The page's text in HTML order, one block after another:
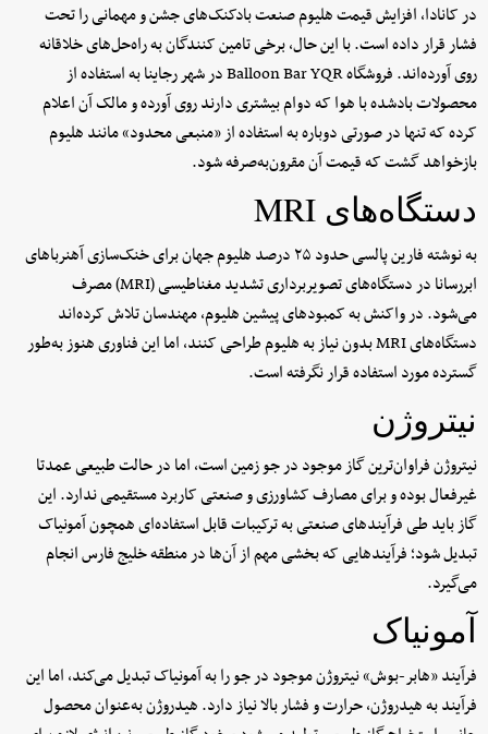
در کانادا، افزایش قیمت هلیوم صنعت بادکنک‌های جشن و مهمانی را تحت
فشار قرار داده است. با این حال، برخی تامین کنندگان به راه‌حل‌های خلاقانه
روی آورده‌اند. فروشگاه Balloon Bar YQR در شهر رجاینا به استفاده از
محصولات بادشده با هوا که دوام بیشتری دارند روی آورده و مالک آن اعلام
کرده که تنها در صورتی دوباره به استفاده از «منبعی محدود» مانند هلیوم
بازخواهد گشت که قیمت آن مقرون‌به‌صرفه شود.
دستگاه‌های MRI
به نوشته فارین پالسی حدود ۲۵ درصد هلیوم جهان برای خنک‌سازی آهنرباهای
ابررسانا در دستگاه‌های تصویربرداری تشدید مغناطیسی (MRI) مصرف
می‌شود. در واکنش به کمبودهای پیشین هلیوم، مهندسان تلاش کرده‌اند
دستگاه‌های MRI بدون نیاز به هلیوم طراحی کنند، اما این فناوری هنوز به‌طور
گسترده مورد استفاده قرار نگرفته است.
نیتروژن
نیتروژن فراوان‌ترین گاز موجود در جو زمین است، اما در حالت طبیعی عمدتا
غیرفعال بوده و برای مصارف کشاورزی و صنعتی کاربرد مستقیمی ندارد. این
گاز باید طی فرآیندهای صنعتی به ترکیبات قابل استفاده‌ای همچون آمونیاک
تبدیل شود؛ فرآیندهایی که بخشی مهم از آن‌ها در منطقه خلیج فارس انجام
می‌گیرد.
آمونیاک
فرآیند «هابر-بوش» نیتروژن موجود در جو را به آمونیاک تبدیل می‌کند، اما این
فرآیند به هیدروژن، حرارت و فشار بالا نیاز دارد. هیدروژن به‌عنوان محصول